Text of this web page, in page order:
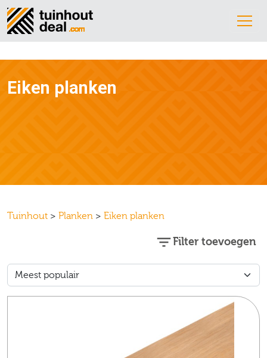
Eiken planken
Tuinhout > Planken > Eiken planken
Filter toevoegen